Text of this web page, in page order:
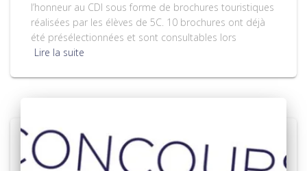
l’honneur au CDI sous forme de brochures touristiques
réalisées par les élèves de 5C. 10 brochures ont déjà
été présélectionnées et sont consultables lors
Lire la suite